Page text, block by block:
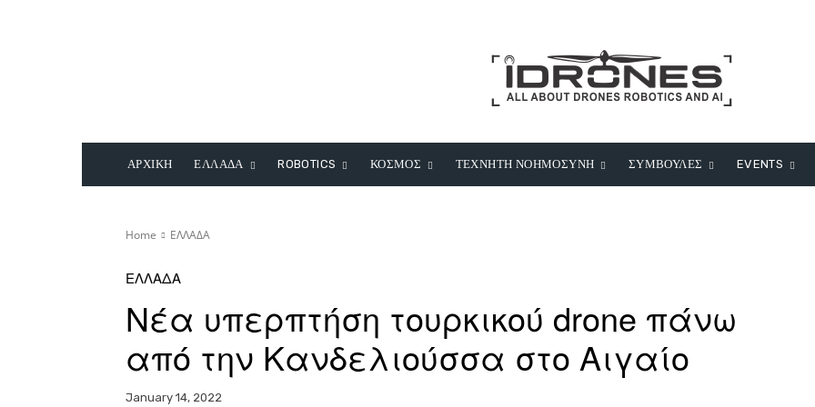
ΑΡΧΙΚΗ ΕΛΛΑΔΑ ROBOTICS ΚΟΣΜΟΣ ΤΕΧΝΗΤΗ ΝΟΗΜΟΣΥΝΗ ΣΥΜΒΟΥΛΕΣ EVENTS
Home ΕΛΛΑΔΑ
ΕΛΛΑΔΑ
Νέα υπερπτήση τουρκικού drone πάνω
από την Κανδελιούσσα στο Αιγαίο
January 14, 2022